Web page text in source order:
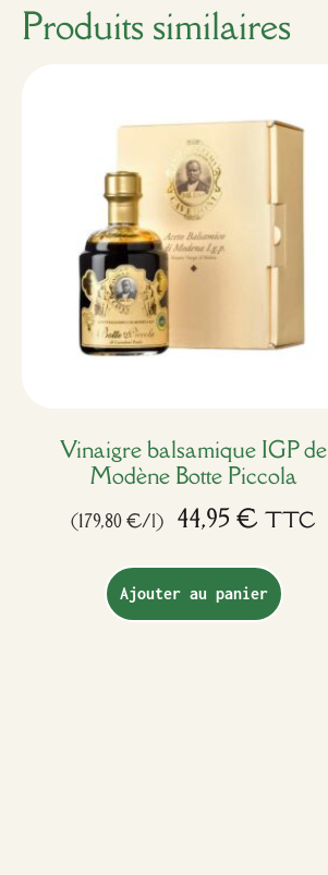
Produits similaires
Vinaigre balsamique IGP de
Modène Botte Piccola
(179,80 €/l) 44,95€ TTC
Ajouter au panier